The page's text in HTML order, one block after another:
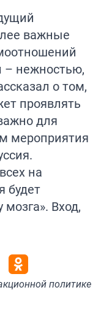
важные
– нежностью,
о том,
проявлять
для
мероприятия
на
будет
Вход,
политике